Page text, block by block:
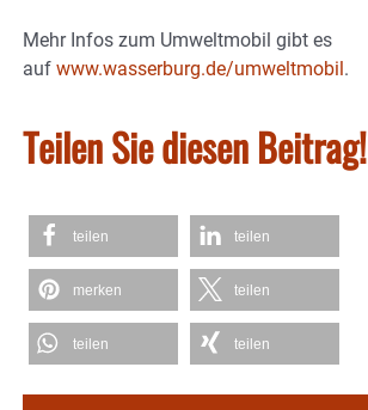
Mehr Infos zum Umweltmobil gibt es
auf www.wasserburg.de/umweltmobil.
Teilen Sie diesen Beitrag!
teilen teilen
merken teilen
teilen teilen